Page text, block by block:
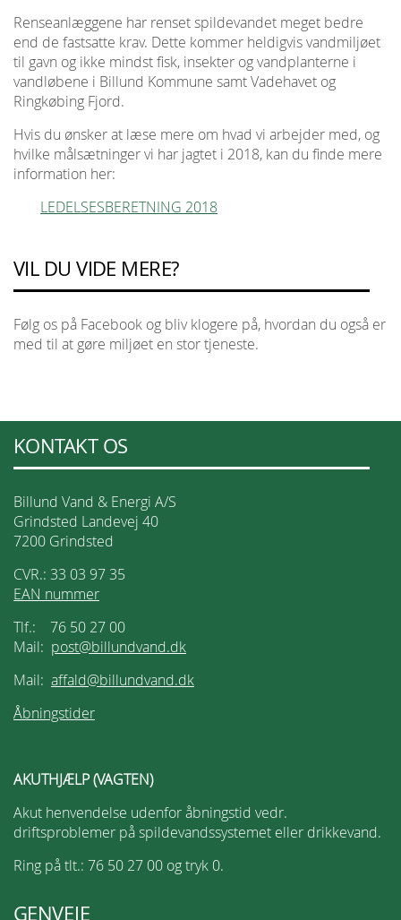
Renseanlæggene har renset spildevandet meget bedre
end de fastsatte krav. Dette kommer heldigvis vandmiljøet
til gavn og ikke mindst fisk, insekter og vandplanterne i
vandløbene i Billund Kommune samt Vadehavet og
Ringkøbing Fjord.
Hvis du ønsker at læse mere om hvad vi arbejder med, og
hvilke målsætninger vi har jagtet i 2018, kan du finde mere
information her:
LEDELSESBERETNING 2018
VIL DU VIDE MERE?
Følg os på Facebook og bliv klogere på, hvordan du også er
med til at gøre miljøet en stor tjeneste.
KONTAKT OS
Billund Vand & Energi A/S
Grindsted Landevej 40
7200 Grindsted
CVR.: 33 03 97 35
EAN nummer
Tlf.: 76 50 27 00
Mail: post@billundvand.dk
Mail: affald@billundvand.dk
Åbningstider
AKUTHJÆLP (VAGTEN)
Akut henvendelse udenfor åbningstid vedr.
driftsproblemer på spildevandssystemet eller drikkevand.
Ring på tlt.: 76 50 27 00 og tryk 0.
GENVEJE